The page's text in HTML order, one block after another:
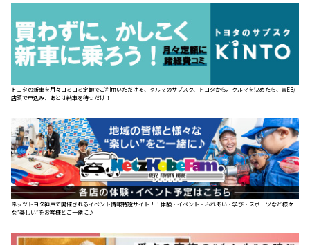
トヨタの新車を月々コミコミ定額でご利用いただける、クルマのサブスク、トヨタから。クルマを決めたら、WEB/
店頭で申込み、あとは納車を待つだけ！
ネッツトヨタ神戸で開催されるイベント情報特設サイト！！体験・イベント・ふれあい・学び・スポーツなど様々
な“楽しい”をお客様とご一緒に♪